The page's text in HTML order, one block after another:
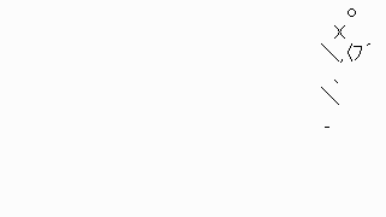
o ､ ´
X
＼,〈ﾌ´
、
＼ ┏━ 【 まとめサ
┃ 「 やらない夫オンリ
┃ ttp://
┃ 「 だっておｗｗｗ